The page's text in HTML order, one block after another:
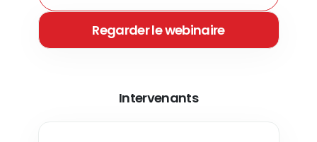
Regarder le webinaire
Intervenants